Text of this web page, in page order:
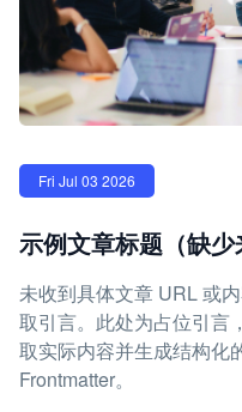
Fri Jul 03 2026
示例文章标题（缺少
未收到具体文章 URL 或
取引言。此处为占位引言
取实际内容并生成结构化
Frontmatter。